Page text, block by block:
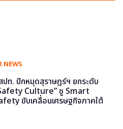
NEWS
ปท. ปักหมุดสุราษฎร์ฯ ยกระดับ
Culture” ชู Smart
ขับเคลื่อนเศรษฐกิจภาคใต้